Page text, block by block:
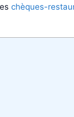
chèques-